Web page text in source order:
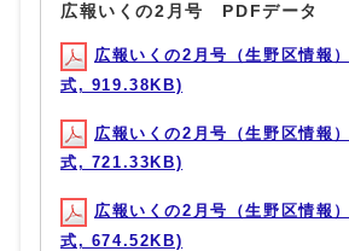
広報いくの2月号 PDFデータ
広報いくの2月号（生野区情報
式, 919.38KB)
広報いくの2月号（生野区情報
式, 721.33KB)
広報いくの2月号（生野区情報
式, 674.52KB)